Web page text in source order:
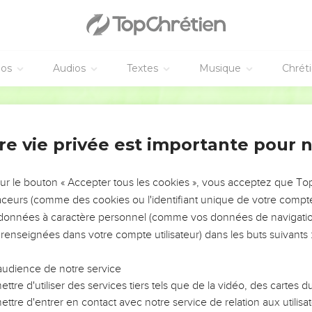
Audios Textes Musique
qu'il partagera à ses enfants ce qu'il aura, alors il ne pourra
au fils de celle qui est haïe, lequel est né le premier.
; car il est le commencement de sa vigueur ; le droit
châtié, et que, nonobstant cela, il ne les écoute point ;
le prendront, et le mèneront aux Anciens de sa ville, et à la
de sa ville : C'est ici notre fils qui est méchant et rebelle, il
ville le lapideront, et il mourra ; et ainsi tu ôteras le méchant
craigne.
commis quelque péché, digne de mort, et qu'on le fera
vie privée est importante pour
le bouton « Accepter tous les cookies », vous acceptez que
(comme des cookies ou l'identifiant unique de votre
à caractère personnel (comme vos données de
dans votre compte utilisateur) dans les buts suivants :
de notre service
d'utiliser des services tiers tels que de la vidéo, des cartes
d'entrer en contact avec notre service de relation aux